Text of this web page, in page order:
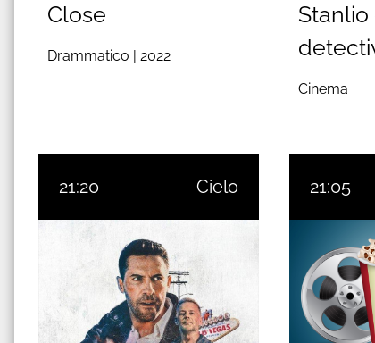
Close
Drammatico | 2022
Stanlio
Cinema
21:20 Cielo 21:05